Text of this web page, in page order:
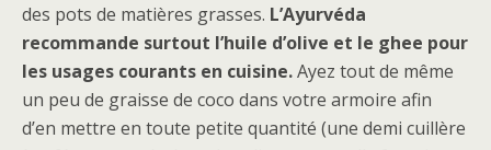
des pots de matières grasses. L’Ayurvéda
recommande surtout l’huile d’olive et le ghee pour
les usages courants en cuisine.Ayez tout de même
un peu de graisse de coco dans votre armoire afin
d’en mettre en toute petite quantité (une demi cuillère